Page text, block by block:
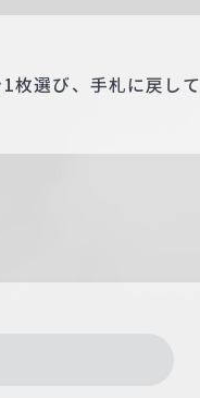
枚選び、手札に戻して